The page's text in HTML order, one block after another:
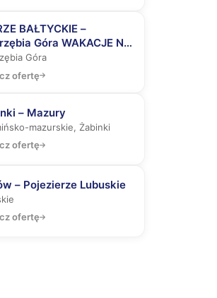
BAŁTYCKIE –
Góra WAKACJE NA
Tag, Misja Specjalna
Góra
ofertę
– Mazury
mazurskie, Żabinki
ofertę
– Pojezierze Lubuskie
ofertę